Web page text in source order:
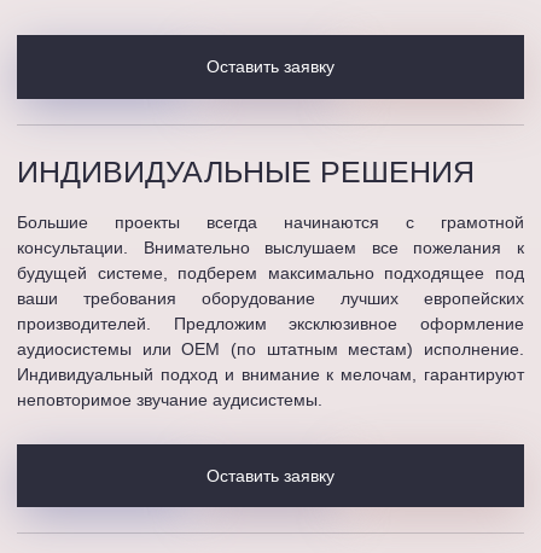
Оставить заявку
ИНДИВИДУАЛЬНЫЕ РЕШЕНИЯ
Большие проекты всегда начинаются с грамотной
консультации. Внимательно выслушаем все пожелания к
будущей системе, подберем максимально подходящее под
ваши требования оборудование лучших европейских
производителей. Предложим эксклюзивное оформление
аудиосистемы или OEM (по штатным местам) исполнение.
Индивидуальный подход и внимание к мелочам, гарантируют
неповторимое звучание аудисистемы.
Оставить заявку